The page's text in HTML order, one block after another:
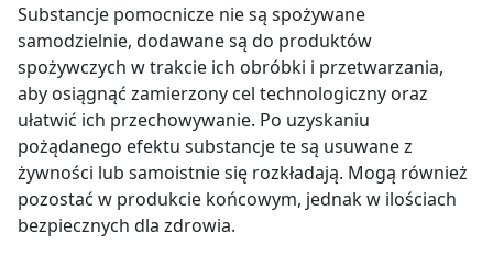
Substancje pomocnicze nie są spożywane
samodzielnie, dodawane są do produktów
spożywczych w trakcie ich obróbki i przetwarzania,
aby osiągnąć zamierzony cel technologiczny oraz
ułatwić ich przechowywanie. Po uzyskaniu
pożądanego efektu substancje te są usuwane z
żywności lub samoistnie się rozkładają. Mogą również
pozostać w produkcie końcowym, jednak w ilościach
bezpiecznych dla zdrowia.